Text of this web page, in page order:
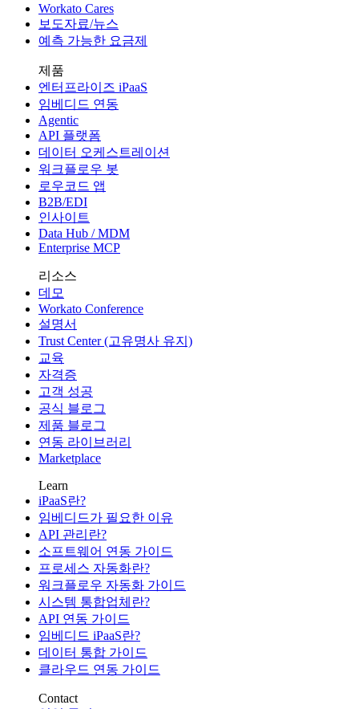
Workato Cares
보도자료/뉴스
예측 가능한 요금제
제품
엔터프라이즈 iPaaS
임베디드 연동
Agentic
API 플랫폼
데이터 오케스트레이션
워크플로우 봇
로우코드 앱
B2B/EDI
인사이트
Data Hub / MDM
Enterprise MCP
리소스
데모
Workato Conference
설명서
Trust Center (고유명사 유지)
교육
자격증
고객 성공
공식 블로그
제품 블로그
연동 라이브러리
Marketplace
Learn
iPaaS란?
임베디드가 필요한 이유
API 관리란?
소프트웨어 연동 가이드
프로세스 자동화란?
워크플로우 자동화 가이드
시스템 통합업체란?
API 연동 가이드
임베디드 iPaaS란?
데이터 통합 가이드
클라우드 연동 가이드
Contact